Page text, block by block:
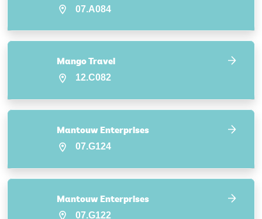
07.A084
Mango Travel
12.C082
Mantouw Enterprises
07.G124
Mantouw Enterprises
07.G122